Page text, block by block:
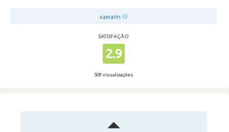
xamarin
SATISFAÇÃO
2.9
509 visualizações